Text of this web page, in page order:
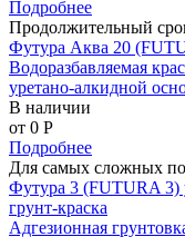
Подробнее
Продолжительный
Футура Аква 20
Водоразбавляемая
уретано-алкидной
В наличии
от 0 P
Подробнее
Для самых сложных
Футура 3 (FUTURA 3)
грунт-краска
Адгезионная